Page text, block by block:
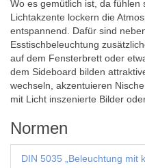
Wo es gemütlich ist, da fühlen
Lichtakzente lockern die
entspannend. Dafür sind
Esstischbeleuchtung
auf dem Fensterbrett oder
dem Sideboard bilden
wechseln, akzentuieren
mit Licht inszenierte Bilder
Normen
DIN 5035 „Beleuchtung mit